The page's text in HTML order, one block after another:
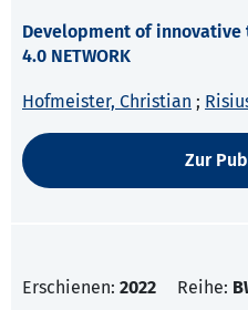
Development of
4.0 NETWORK
Hofmeister, Christian ;
Zur
Erschienen: 2022 Reihe: